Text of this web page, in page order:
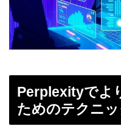
Perplexityでよ
ためのテクニッ